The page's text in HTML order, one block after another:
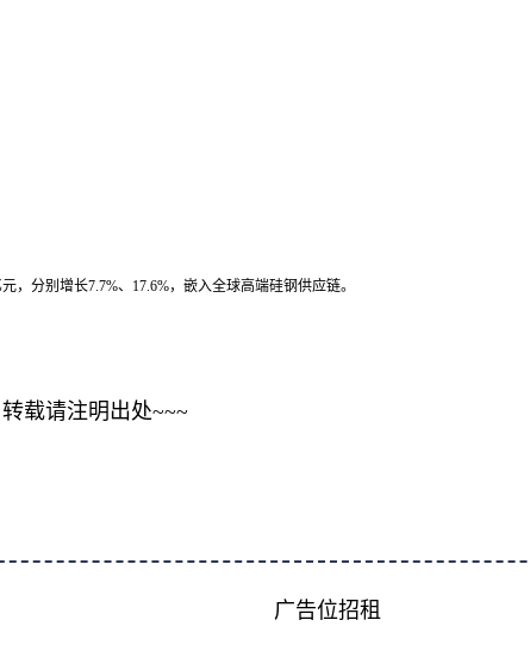
分别增长7.7%、17.6%，嵌入全球高端硅钢供应链。
转载请注明出处~~~
广告位招租